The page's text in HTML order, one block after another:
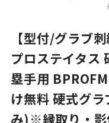
【型付/グラブ
プロステイタス
塁手用
け無料 硬式グ
み)※縁取り・影